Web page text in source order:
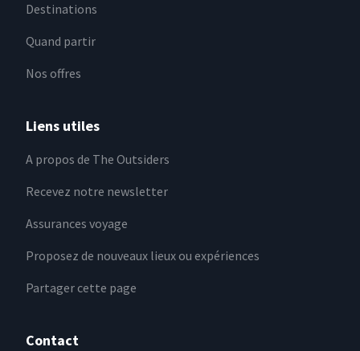
Destinations
Quand partir
Nos offres
Liens utiles
A propos de The Outsiders
Recevez notre newsletter
Assurances voyage
Proposez de nouveaux lieux ou expériences
Partager cette page
Contact